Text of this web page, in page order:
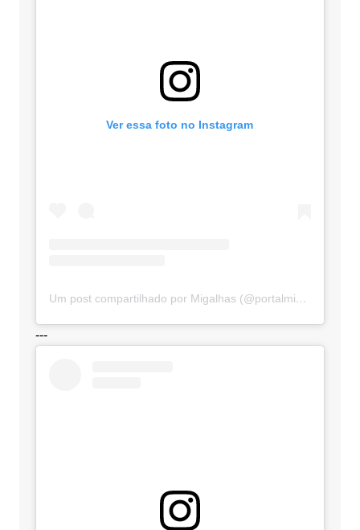
Ver essa foto no Instagram
Um post compartilhado por Migalhas (@portalmigalhas)
---